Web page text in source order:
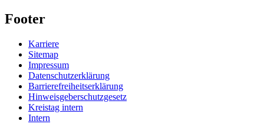
Footer
Karriere
Sitemap
Impressum
Datenschutzerklärung
Barrierefreiheitserklärung
Hinweisgeberschutzgesetz
Kreistag intern
Intern